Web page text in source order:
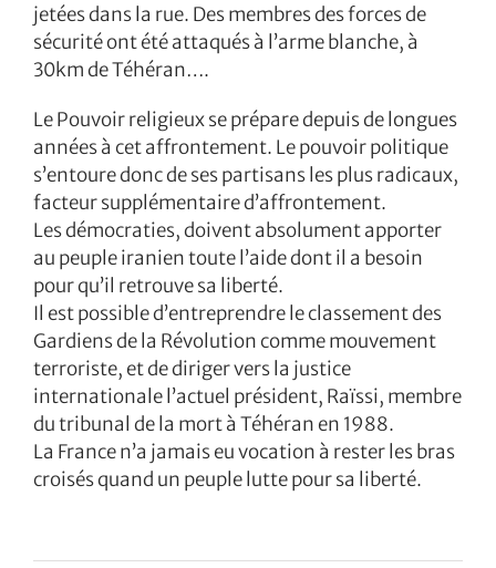
jetées dans la rue. Des membres des forces de
sécurité ont été attaqués à l’arme blanche, à
30km de Téhéran….
Le Pouvoir religieux se prépare depuis de longues
années à cet affrontement. Le pouvoir politique
s’entoure donc de ses partisans les plus radicaux,
facteur supplémentaire d’affrontement.
Les démocraties, doivent absolument apporter
au peuple iranien toute l’aide dont il a besoin
pour qu’il retrouve sa liberté.
Il est possible d’entreprendre le classement des
Gardiens de la Révolution comme mouvement
terroriste, et de diriger vers la justice
internationale l’actuel président, Raïssi, membre
du tribunal de la mort à Téhéran en 1988.
La France n’a jamais eu vocation à rester les bras
croisés quand un peuple lutte pour sa liberté.